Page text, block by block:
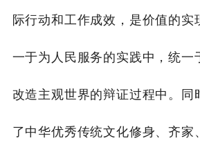
际行动和工作成效，是价值的实
一于为人民服务的实践中，统一
改造主观世界的辩证过程中。同
了中华优秀传统文化修身、齐家